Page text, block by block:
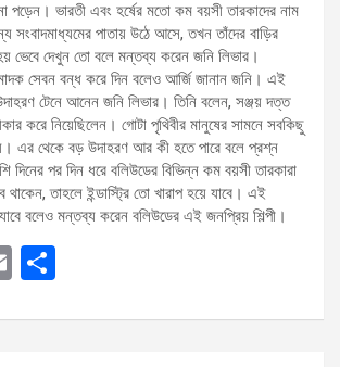
পড়েন। ভারতী এবং হর্ষের মতো কম বয়সী তারকাদের নাম
সংবাদমাধ্যমের পাতায় উঠে আসে, তখন তাঁদের বাড়ির
ভেবে দেখুন তো বলে মন্তব্য করেন জনি লিভার।
মাদক সেবন বন্ধ করে দিন বলেও আর্জি জানান জনি। এই
টেনে আনেন জনি লিভার। তিনি বলেন, সঞ্জয় দত্ত
করে নিয়েছিলেন। গোটা পৃথিবীর মানুষের সামনে সবকিছু
এর থেকে বড় উদাহরণ আর কী হতে পারে বলে প্রশ্ন
দিনের পর দিন ধরে বলিউডের বিভিন্ন কম বয়সী তারকারা
থাকেন, তাহলে ইন্ডাস্ট্রি তো খারাপ হয়ে যাবে। এই
যাবে বলেও মন্তব্য করেন বলিউডের এই জনপ্রিয় শিল্পী।
E
ail ar